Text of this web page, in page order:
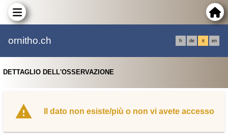
ornitho.ch fr de it en
DETTAGLIO DELL'OSSERVAZIONE
Il dato non esiste/più o non vi avete accesso